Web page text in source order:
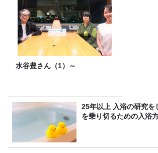
水谷豊さん（1）～
25年以上 入浴の研究を
を乗り切るための入浴